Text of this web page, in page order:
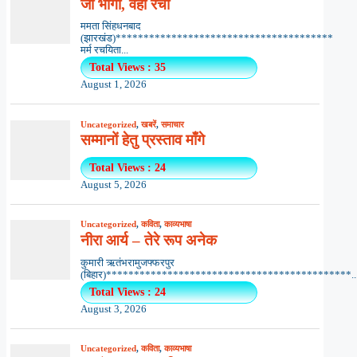
जो भोगा, वही रचा
ममता सिंहधनबाद
(झारखंड)***************************************
मर्म रचयिता...
Total Views : 35
August 1, 2026
Uncategorized,खबरें,समाचार
सम्मानों हेतु प्रस्ताव माँगे
Total Views : 24
August 5, 2026
Uncategorized,कविता,काव्यभाषा
नीरा आर्य – तेरे रूप अनेक
कुमारी ऋतंभरामुजफ्फरपुर
Total Views : 24
August 3, 2026
Uncategorized,कविता,काव्यभाषा